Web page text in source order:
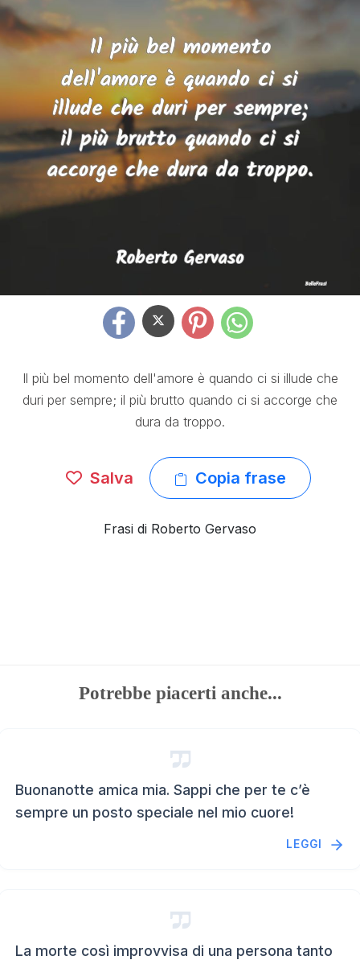
Il più bel momento dell'amore è quando ci si illude che
duri per sempre; il più brutto quando ci si accorge che
dura da troppo.
Salva Copia frase
Frasi di Roberto Gervaso
Potrebbe piacerti anche...
Buonanotte amica mia. Sappi che per te c’è
sempre un posto speciale nel mio cuore!
LEGGI
La morte così improvvisa di una persona tanto